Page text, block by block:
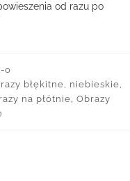
od razu po
o
błękitne, niebieskie,
na płótnie, Obrazy